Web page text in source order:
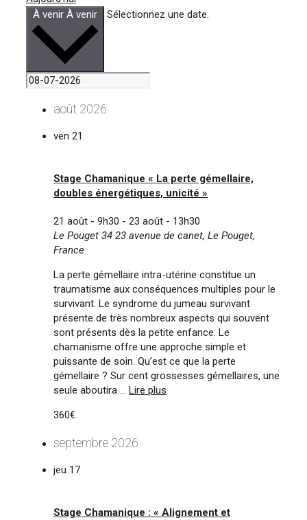
À venir À venir Sélectionnez une date.
août 2026
ven 21
Stage Chamanique « La perte gémellaire,
doubles énergétiques, unicité »
21 août - 9h30 - 23 août - 13h30
Le Pouget 34 23 avenue de canet, Le Pouget,
France
La perte gémellaire intra-utérine constitue un
traumatisme aux conséquences multiples pour le
survivant. Le syndrome du jumeau survivant
présente de très nombreux aspects qui souvent
sont présents dès la petite enfance. Le
chamanisme offre une approche simple et
puissante de soin. Qu’est ce que la perte
gémellaire ? Sur cent grossesses gémellaires, une
seule aboutira ... Lire plus
360€
septembre 2026
jeu 17
Stage Chamanique : « Alignement et